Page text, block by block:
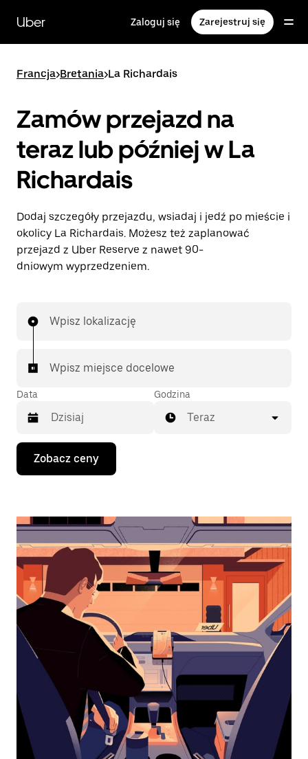
głównej
zawartości
Uber Zaloguj się Zarejestruj się
Francja>Bretania>La Richardais
Zamów przejazd na
teraz lub później w La
Richardais
Dodaj szczegóły przejazdu, wsiadaj i jedź po mieście i
okolicy La Richardais. Możesz też zaplanować
przejazd z Uber Reserve z nawet 90-
dniowym wyprzedzeniem.
Wpisz lokalizację
Wpisz miejsce docelowe
Data
Naciśnij
klawisz
strzałki
do
i wybrać
datę.
Naciśnij
klawisz
„Escape”,
aby
zamknąć
kalendarz.
Godzina
Teraz
Zobacz ceny